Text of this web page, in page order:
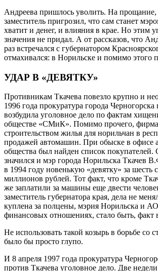
Андреева пришлось уволить. На
заместитель пригрозил, что сам станет
хватит и денег, и влияния в крае. Но этим
значения не придал. А от рассказов, что
раз встречался с губернатором
отмахивался: в Норильске и помимо этого
УДАР В «ДЕВЯТКУ»
Противникам Ткачева повезло крупно и
1996 года прокуратура города
возбудила уголовное дело по фактам
обществе «СМиК». Помимо прочего, фирма
строительством жилья для норильчан в
продажей автомашин. При обыске в офисе
общества был найден список покупателей.
значился и мэр города Норильска Ткачев
в 1994 году новенькую «девятку» за шесть
миллионов рублей. Тот факт, что кроме
же заплатили за машины еще двести
заместитель губернатора края, дела не
куплена за полцены, мэрия Норильска и АО
финансовых отношениях, стало быть, факт
Не использовать такой козырь в борьбе со
было бы просто глупо.
И 8 апреля 1997 года прокуратура
против Ткачева уголовное дело. Две